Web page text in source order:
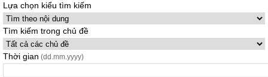
Lựa chọn kiểu tìm kiếm
Tìm kiếm trong chủ đề
Thời gian (dd.mm.yyyy)